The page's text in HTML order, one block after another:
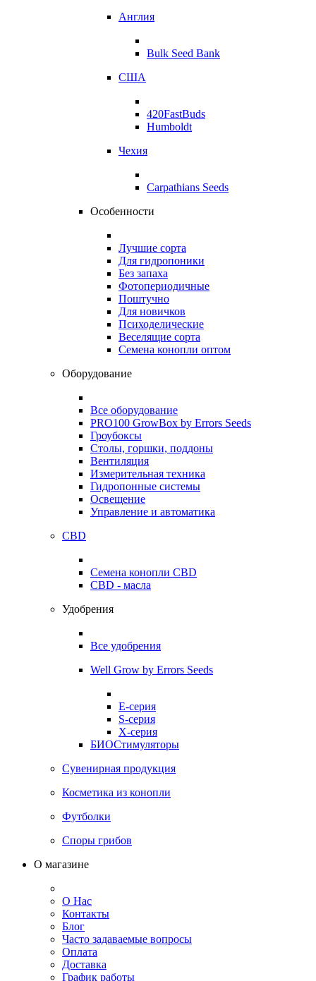
Англия
Bulk Seed Bank
США
420FastBuds
Humboldt
Чехия
Carpathians Seeds
Особенности
Лучшие сорта
Для гидропоники
Без запаха
Фотопериодичные
Поштучно
Для новичков
Психоделические
Веселящие сорта
Семена конопли оптом
Оборудование
Все оборудование
PRO100 GrowBox by Errors Seeds
Гроубоксы
Столы, горшки, поддоны
Вентиляция
Измерительная техника
Гидропонные системы
Освещение
Управление и автоматика
CBD
Семена конопли CBD
CBD - масла
Удобрения
Все удобрения
Well Grow by Errors Seeds
E-серия
S-серия
X-серия
БИОСтимуляторы
Сувенирная продукция
Косметика из конопли
Футболки
Споры грибов
О магазине
О Нас
Контакты
Блог
Часто задаваемые вопросы
Оплата
Доставка
График работы